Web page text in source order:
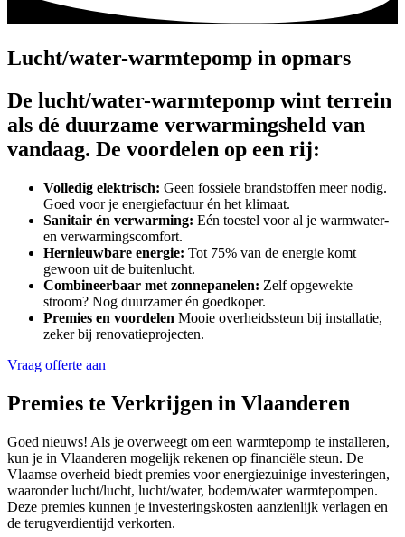
Lucht/water-warmtepomp in opmars
De lucht/water-warmtepomp wint terrein
als dé duurzame verwarmingsheld van
vandaag. De voordelen op een rij:
Volledig elektrisch: Geen fossiele brandstoffen meer nodig.
Goed voor je energiefactuur én het klimaat.
Sanitair én verwarming: Eén toestel voor al je warmwater-
en verwarmingscomfort.
Hernieuwbare energie: Tot 75% van de energie komt
gewoon uit de buitenlucht.
Combineerbaar met zonnepanelen: Zelf opgewekte
stroom? Nog duurzamer én goedkoper.
Premies en voordelen Mooie overheidssteun bij installatie,
zeker bij renovatieprojecten.
Vraag offerte aan
Premies te Verkrijgen in Vlaanderen
Goed nieuws! Als je overweegt om een warmtepomp te installeren,
kun je in Vlaanderen mogelijk rekenen op financiële steun. De
Vlaamse overheid biedt premies voor energiezuinige investeringen,
waaronder lucht/lucht, lucht/water, bodem/water warmtepompen.
Deze premies kunnen je investeringskosten aanzienlijk verlagen en
de terugverdientijd verkorten.